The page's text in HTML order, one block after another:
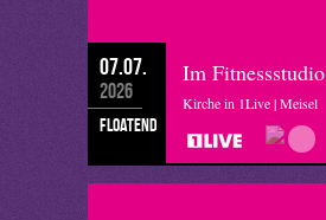
07.07.
2026
floatend
Im Fitnessstudio
Kirche in 1Live | Meisel